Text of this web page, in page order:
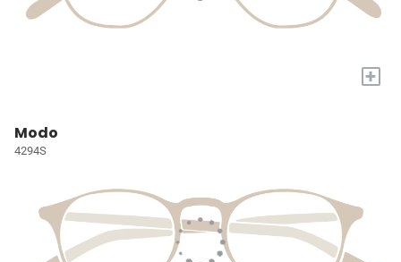
+
Modo
4294S